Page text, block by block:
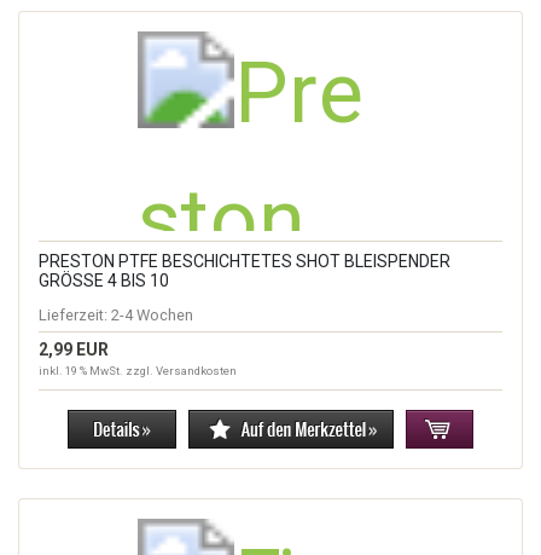
PRESTON PTFE BESCHICHTETES SHOT BLEISPENDER
GRÖSSE 4 BIS 10
Lieferzeit: 2-4 Wochen
2,99 EUR
inkl. 19 % MwSt. zzgl. Versandkosten